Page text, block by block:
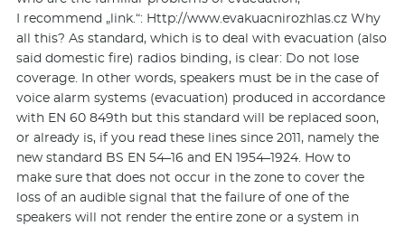
I recommend „link.“: Http://www.eva­kuacnirozhlas­.cz Why
all this? As standard, which is to deal with evacuation (also
said domestic fire) radios binding, is clear: Do not lose
coverage. In other words, speakers must be in the case of
voice alarm systems (evacuation) produced in accordance
with EN 60 849th but this standard will be replaced soon,
or already is, if you read these lines since 2011, namely the
new standard BS EN 54–16 and EN 1954–1924. How to
make sure that does not occur in the zone to cover the
loss of an audible signal that the failure of one of the
speakers will not render the entire zone or a system in